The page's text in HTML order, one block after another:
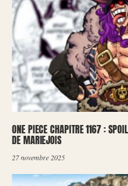
ONE PIECE CHAPITRE 1167 :
DE MARIEJOIS
27 novembre 2025